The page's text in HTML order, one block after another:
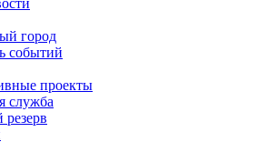
город
событий
проекты
служба